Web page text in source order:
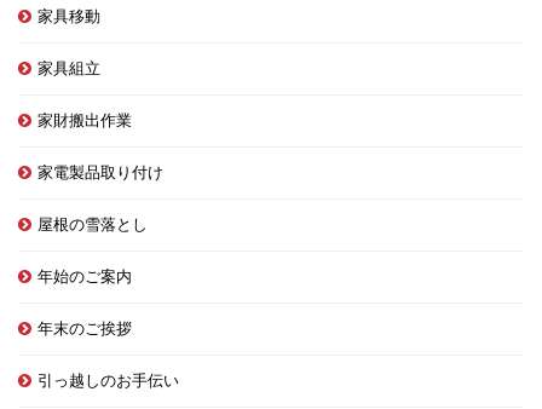
家具移動
家具組立
家財搬出作業
家電製品取り付け
屋根の雪落とし
年始のご案内
年末のご挨拶
引っ越しのお手伝い